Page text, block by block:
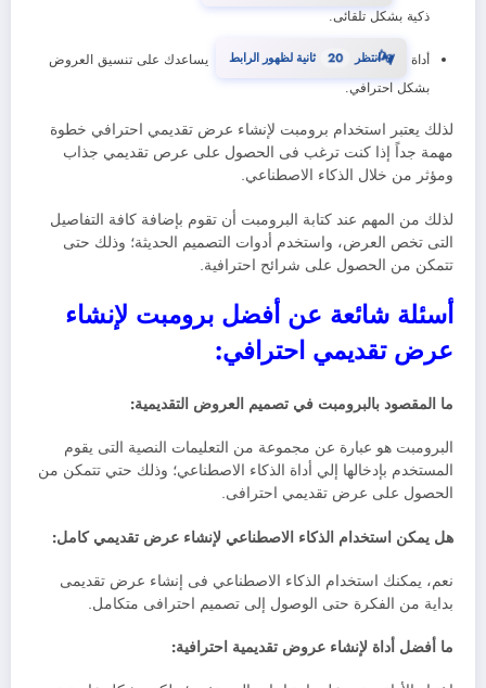
ذكية بشكل تلقائى.
أداة ⏳انتظر 19 ثانية لظهور الرابط
يساعدك على تنسيق العروض
بشكل احترافي.
لذلك يعتبر استخدام برومبت لإنشاء عرض تقديمي احترافي خطوة
مهمة جداً إذا كنت ترغب فى الحصول على عرص تقديمي جذاب
ومؤثر من خلال الذكاء الاصطناعي.
لذلك من المهم عند كتابة البرومبت أن تقوم بإضافة كافة التفاصيل
التى تخص العرض، واستخدم أدوات التصميم الحديثة؛ وذلك حتى
تتمكن من الحصول على شرائح احترافية.
أسئلة شائعة عن أفضل برومبت لإنشاء
عرض تقديمي احترافي:
ما المقصود بالبرومبت في تصميم العروض التقديمية:
البرومبت هو عبارة عن مجموعة من التعليمات النصية التى يقوم
المستخدم بإدخالها إلي أداة الذكاء الاصطناعي؛ وذلك حتي تتمكن من
الحصول على عرض تقديمي احترافى.
هل يمكن استخدام الذكاء الاصطناعي لإنشاء عرض تقديمي كامل:
نعم، يمكنك استخدام الذكاء الاصطناعي فى إنشاء عرض تقديمى
بداية من الفكرة حتى الوصول إلى تصميم احترافى متكامل.
ما أفضل أداة لإنشاء عروض تقديمية احترافية: